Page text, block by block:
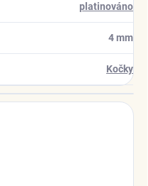
platinováno
4 mm
Kočky